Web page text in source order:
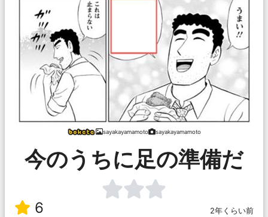
sayakayamamoto sayakayamamoto
今のうちに足の準備だ
6 2年くらい前